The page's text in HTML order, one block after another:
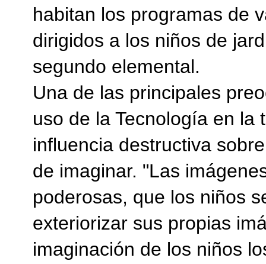
habitan los programas de
dirigidos a los niños de
segundo elemental.
Una de las principales
uso de la Tecnología en la
influencia destructiva
de imaginar. "Las
poderosas, que los niños
exteriorizar sus propias
imaginación de los niños